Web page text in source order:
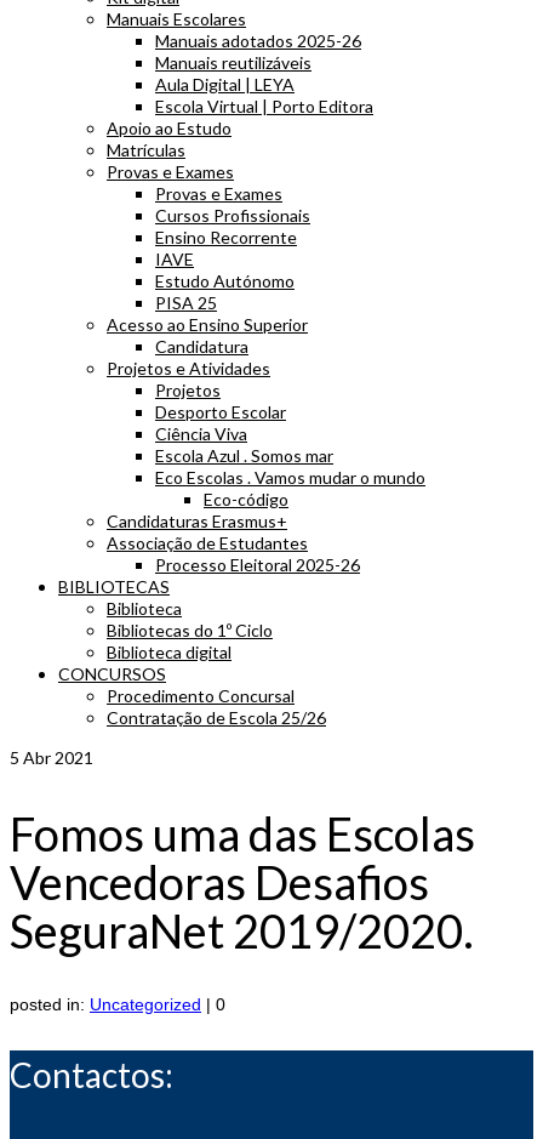
Manuais Escolares
Manuais adotados 2025-26
Manuais reutilizáveis
Aula Digital | LEYA
Escola Virtual | Porto Editora
Apoio ao Estudo
Matrículas
Provas e Exames
Provas e Exames
Cursos Profissionais
Ensino Recorrente
IAVE
Estudo Autónomo
PISA 25
Acesso ao Ensino Superior
Candidatura
Projetos e Atividades
Projetos
Desporto Escolar
Ciência Viva
Escola Azul . Somos mar
Eco Escolas . Vamos mudar o mundo
Eco-código
Candidaturas Erasmus+
Associação de Estudantes
Processo Eleitoral 2025-26
BIBLIOTECAS
Biblioteca
Bibliotecas do 1º Ciclo
Biblioteca digital
CONCURSOS
Procedimento Concursal
Contratação de Escola 25/26
5 Abr 2021
Fomos uma das Escolas
Vencedoras Desafios
SeguraNet 2019/2020.
posted in: Uncategorized | 0
Contactos: